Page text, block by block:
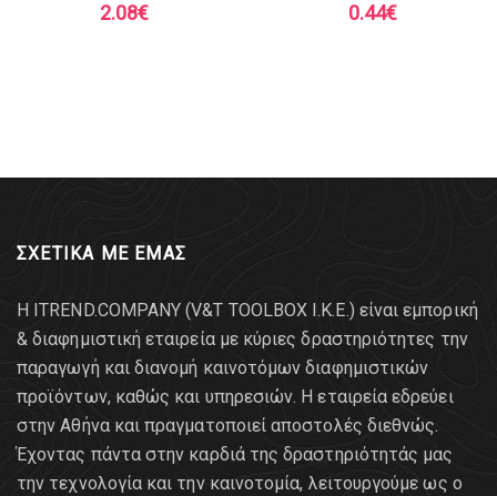
2.08€ 0.44€
ΣΧΕΤΙΚΑ ΜΕ ΕΜΑΣ
Η ITREND.COMPANY (V&T TOOLBOX Ι.Κ.Ε.) είναι εμπορική
& διαφημιστική εταιρεία με κύριες δραστηριότητες την
παραγωγή και διανομή καινοτόμων διαφημιστικών
προϊόντων, καθώς και υπηρεσιών. Η εταιρεία εδρεύει
στην Αθήνα και πραγματοποιεί αποστολές διεθνώς.
Έχοντας πάντα στην καρδιά της δραστηριότητάς μας
την τεχνολογία και την καινοτομία, λειτουργούμε ως ο